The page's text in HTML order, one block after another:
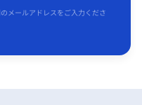
メールアドレスをご入力くださ